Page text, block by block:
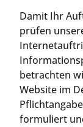
Damit Ihr
prüfen
betrachten
Website im
formuliert